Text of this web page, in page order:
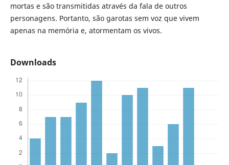
mortas e são transmitidas através da fala de outros
personagens. Portanto, são garotas sem voz que vivem
apenas na memória e, atormentam os vivos.
Downloads